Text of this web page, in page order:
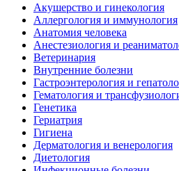
Акушерство и гинекология
Аллергология и иммунология
Анатомия человека
Анестезиология и
Ветеринария
Внутренние болезни
Гастроэнтерология и
Гематология и
Генетика
Гериатрия
Гигиена
Дерматология и венерология
Диетология